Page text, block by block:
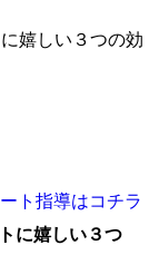
ト指導はコチラ
に嬉しい３つ